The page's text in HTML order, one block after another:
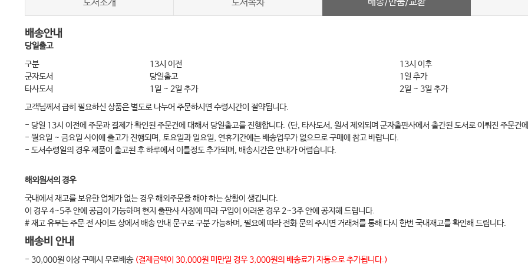
Chapter 5. 세상 간편하나 조심해야 할 충전
도서소개 도서목차 배송/반품/교환
배송안내
당일출고
구분
13시 이전
13시 이후
군자도서
당일출고
1일 추가
타사도서
1일 ~ 2일 추가
2일 ~ 3일 추가
고객님께서 급히 필요하신 상품은 별도로 나누어 주문하시면 수령시간이 절약됩니다.
- 당일 13시 이전에 주문과 결제가 확인된 주문건에 대해서 당일출고를 진행합니다. (단, 타사도서, 원서 제외되며 군자출판사에서 출간된 도서로 이뤄진 주문건
- 월요일 ~ 금요일 사이에 출고가 진행되며, 토요일과 일요일, 연휴기간에는 배송업무가 없으므로 구매에 참고 바랍니다.
- 도서수령일의 경우 제품이 출고된 후 하루에서 이틀정도 추가되며, 배송시간은 안내가 어렵습니다.
해외원서의 경우
국내에서 재고를 보유한 업체가 없는 경우 해외주문을 해야 하는 상황이 생깁니다.
이 경우 4~5주 안에 공급이 가능하며 현지 출판사 사정에 따라 구입이 어려운 경우 2~3주 안에 공지해 드립니다.
# 재고 유무는 주문 전 사이트 상에서 배송 안내 문구로 구분 가능하며, 필요에 따라 전화 문의 주시면 거래처를 통해 다시 한번 국내재고를 확인해 드립니다.
배송비 안내
- 30,000원 이상 구매시 무료배송 (결제금액이 30,000원 미만일 경우 3,000원의 배송료가 자동으로 추가됩니다.)